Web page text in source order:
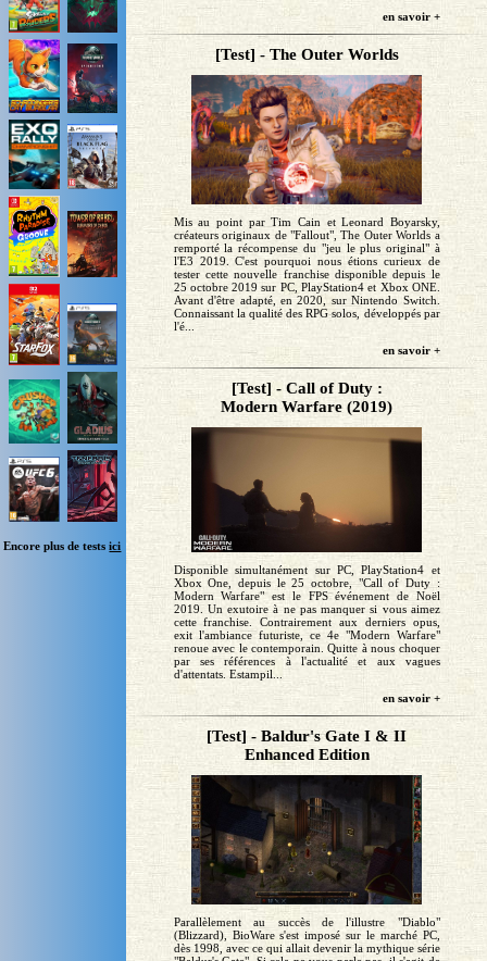
Encore plus de testsici
en savoir +
[Test] - The Outer Worlds
Mis au point par Tim Cain et Leonard Boyarsky,
créateurs originaux de "Fallout", The Outer Worlds a
remporté la récompense du "jeu le plus original" à
l'E3 2019. C'est pourquoi nous étions curieux de
tester cette nouvelle franchise disponible depuis le
25 octobre 2019 sur PC, PlayStation4 et Xbox ONE.
Avant d'être adapté, en 2020, sur Nintendo Switch.
Connaissant la qualité des RPG solos, développés par
l'é...
en savoir +
[Test] - Call of Duty :
Modern Warfare (2019)
Disponible simultanément sur PC, PlayStation4 et
Xbox One, depuis le 25 octobre, "Call of Duty :
Modern Warfare" est le FPS événement de Noël
2019. Un exutoire à ne pas manquer si vous aimez
cette franchise. Contrairement aux derniers opus,
exit l'ambiance futuriste, ce 4e "Modern Warfare"
renoue avec le contemporain. Quitte à nous choquer
par ses références à l'actualité et aux vagues
d'attentats. Estampil...
en savoir +
[Test] - Baldur's Gate I & II
Enhanced Edition
Parallèlement au succès de l'illustre "Diablo"
(Blizzard), BioWare s'est imposé sur le marché PC,
dès 1998, avec ce qui allait devenir la mythique série